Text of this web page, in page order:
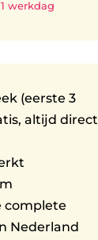
werkdag
(eerste 3
altijd direct
complete
Nederland